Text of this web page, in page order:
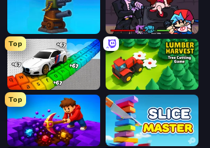
Furry Road Friday Night Funkin'
Top
Lumber Harvest: Tree Cutting Game
Top
Obby: Dig Down Slice Master